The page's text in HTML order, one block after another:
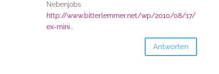
Nebenjobs
http://www.bitterlemmer.net/wp/2010/08/17/
ex-mini…
Antworten